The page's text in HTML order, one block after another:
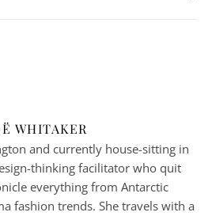
WHITAKER
and currently house-sitting in
thinking facilitator who quit
everything from Antarctic
fashion trends. She travels with a